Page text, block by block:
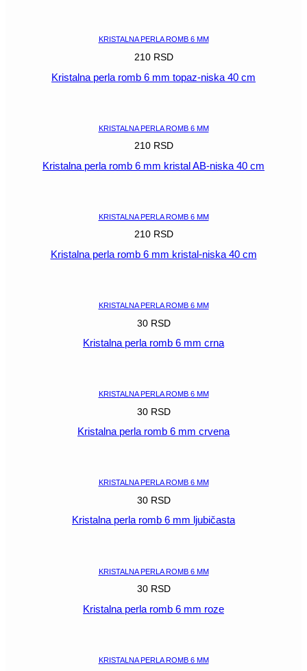
KRISTALNA PERLA ROMB 6 MM
210 RSD
Kristalna perla romb 6 mm topaz-niska 40 cm
KRISTALNA PERLA ROMB 6 MM
210 RSD
Kristalna perla romb 6 mm kristal AB-niska 40 cm
KRISTALNA PERLA ROMB 6 MM
210 RSD
Kristalna perla romb 6 mm kristal-niska 40 cm
KRISTALNA PERLA ROMB 6 MM
30 RSD
Kristalna perla romb 6 mm crna
KRISTALNA PERLA ROMB 6 MM
30 RSD
Kristalna perla romb 6 mm crvena
KRISTALNA PERLA ROMB 6 MM
30 RSD
Kristalna perla romb 6 mm ljubičasta
KRISTALNA PERLA ROMB 6 MM
30 RSD
Kristalna perla romb 6 mm roze
KRISTALNA PERLA ROMB 6 MM